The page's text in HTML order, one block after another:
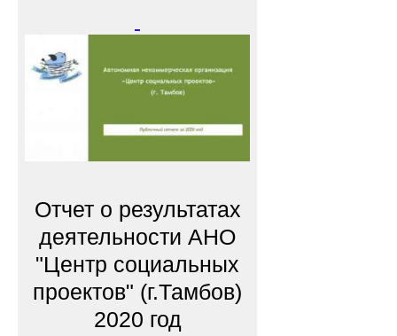
Отчет о результатах
деятельности АНО
"Центр социальных
проектов" (г.Тамбов)
2020 год